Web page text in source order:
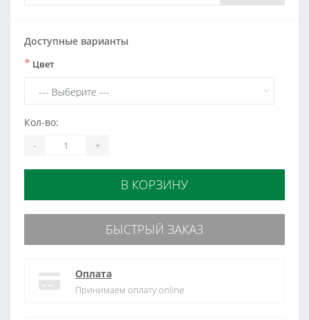
Доступные варианты
* Цвет
Кол-во:
- +
В КОРЗИНУ
БЫСТРЫЙ ЗАКАЗ
Оплата
Принимаем оплату online